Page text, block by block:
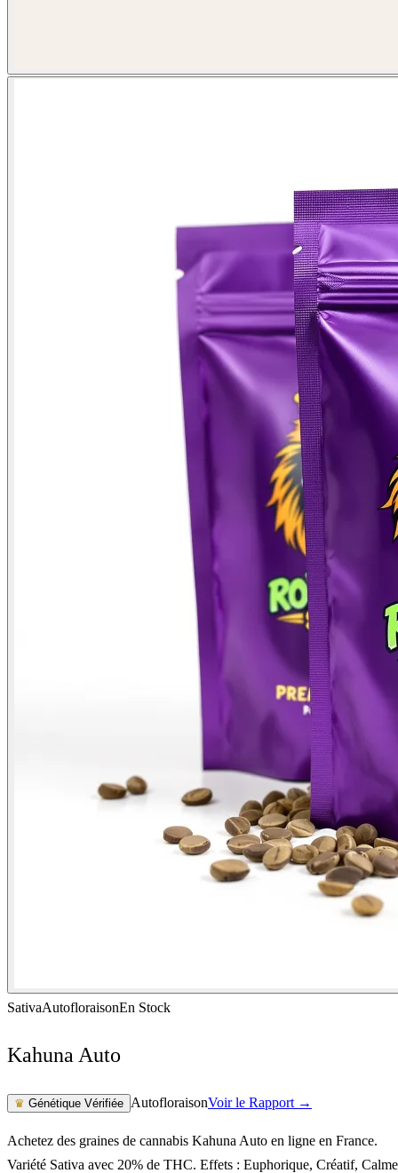
SativaAutofloraisonEn Stock
Kahuna Auto
♛ Génétique Vérifiée AutofloraisonVoir le Rapport →
Achetez des graines de cannabis Kahuna Auto en ligne en France.
Variété Sativa avec 20% de THC. Effets : Euphorique, Créatif,